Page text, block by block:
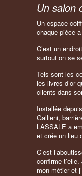
Un salon
Un espace
chaque pièce
C’est un
surtout on se
Tels sont les
les livres d’or
clients dans
Installée
Gallieni,
LASSALE a
et crée un lieu
C’est
confirme
mon métier et